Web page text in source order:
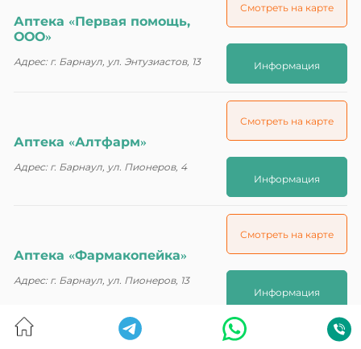
Аптека «Первая помощь,
ООО»
Адрес: г. Барнаул, ул. Энтузиастов, 13
Смотреть на карте
Информация
Аптека «Алтфарм»
Адрес: г. Барнаул, ул. Пионеров, 4
Смотреть на карте
Информация
Аптека «Фармакопейка»
Адрес: г. Барнаул, ул. Пионеров, 13
Смотреть на карте
Информация